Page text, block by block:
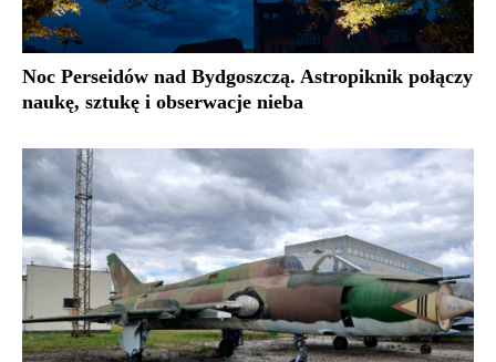
Noc Perseidów nad Bydgoszczą. Astropiknik połączy
naukę, sztukę i obserwacje nieba